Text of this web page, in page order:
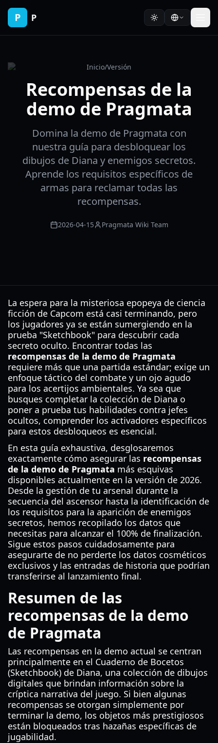
P P
Inicio/Versión
Recompensas de la
demo de Pragmata
Domina la demo de Pragmata con
nuestra guía para desbloquear los
dibujos de Diana y enemigos secretos.
Aprende los requisitos específicos de
armas para reclamar todas las
recompensas.
2026-04-15 Pragmata Wiki Team
La espera para la misteriosa epopeya de ciencia
ficción de Capcom está casi terminando, pero
los jugadores ya se están sumergiendo en la
prueba "Sketchbook" para descubrir cada
secreto oculto. Encontrar todas las
recompensas de la demo de Pragmata
requiere más que una partida estándar; exige un
enfoque táctico del combate y un ojo agudo
para los acertijos ambientales. Ya sea que
busques completar la colección de Diana o
poner a prueba tus habilidades contra jefes
ocultos, comprender los activadores específicos
para estos desbloqueos es esencial.
En esta guía exhaustiva, desglosaremos
exactamente cómo asegurar las recompensas
de la demo de Pragmata más esquivas
disponibles actualmente en la versión de 2026.
Desde la gestión de tu arsenal durante la
secuencia del ascensor hasta la identificación de
los requisitos para la aparición de enemigos
secretos, hemos recopilado los datos que
necesitas para alcanzar el 100% de finalización.
Sigue estos pasos cuidadosamente para
asegurarte de no perderte los datos cosméticos
exclusivos y las entradas de historia que podrían
transferirse al lanzamiento final.
Resumen de las
recompensas de la demo
de Pragmata
Las recompensas en la demo actual se centran
principalmente en el Cuaderno de Bocetos
(Sketchbook) de Diana, una colección de dibujos
digitales que brindan información sobre la
críptica narrativa del juego. Si bien algunas
recompensas se otorgan simplemente por
terminar la demo, los objetos más prestigiosos
están bloqueados tras hazañas específicas de
jugabilidad.